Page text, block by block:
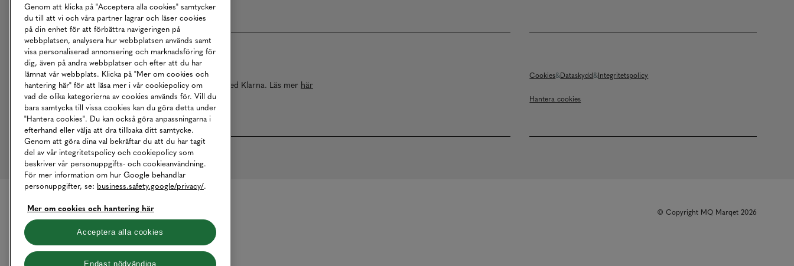
Betalningar online sköts i samarbete med Klarna. Läs mer här
Cookies Dataskydd Integritetspolicy
Hantera cookies
© Copyright MQ Marqet 2026
Genom att klicka på "Acceptera alla cookies" samtycker
du till att vi och våra partner lagrar och läser cookies
på din enhet för att förbättra navigeringen på
webbplatsen, analysera hur webbplatsen används samt
visa personaliserad annonsering och marknadsföring för
dig, även på andra webbplatser och efter att du har
lämnat vår webbplats. Klicka på "Mer om cookies och
hantering här" för att läsa mer i vår cookiepolicy om
vad de olika kategorierna av cookies används för. Vill du
bara samtycka till vissa cookies kan du göra detta under
"Hantera cookies". Du kan också göra anpassningarna i
efterhand eller välja att dra tillbaka ditt samtycke.
Genom att göra dina val bekräftar du att du har tagit
del av vår integritetspolicy och cookiepolicy som
beskriver vår personuppgifts- och cookieanvändning.
För mer information om hur Google behandlar
personuppgifter, se: business.safety.google/privacy/.
Mer om cookies och hantering här
Acceptera alla cookies
Endast nödvändiga